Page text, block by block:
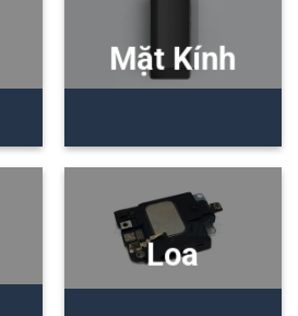
Mặt Kính
Loa